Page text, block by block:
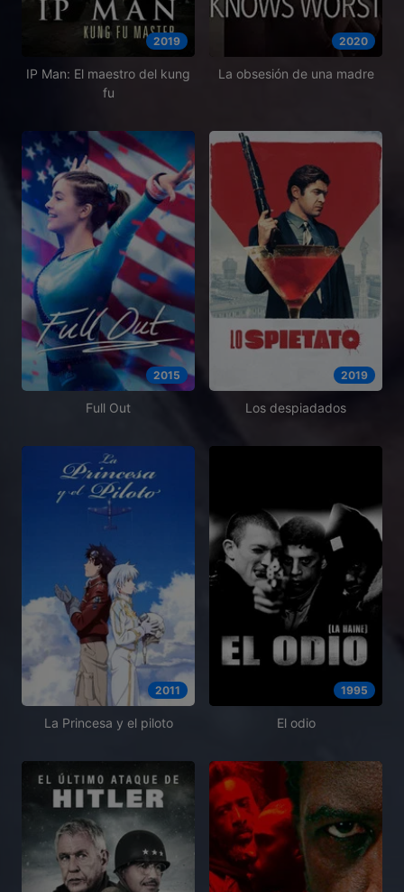
2019
IP Man: El maestro del kung
fu
2020
La obsesión de una madre
2015
Full Out
2019
Los despiadados
2011
La Princesa y el piloto
1995
El odio